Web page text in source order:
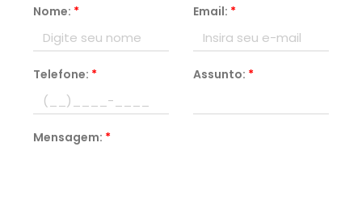
Nome: * Email: *
Telefone: * Assunto: *
Mensagem: *